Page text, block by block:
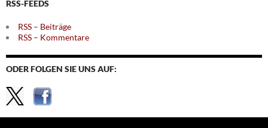
RSS-FEEDS
RSS – Beiträge
RSS – Kommentare
ODER FOLGEN SIE UNS AUF: